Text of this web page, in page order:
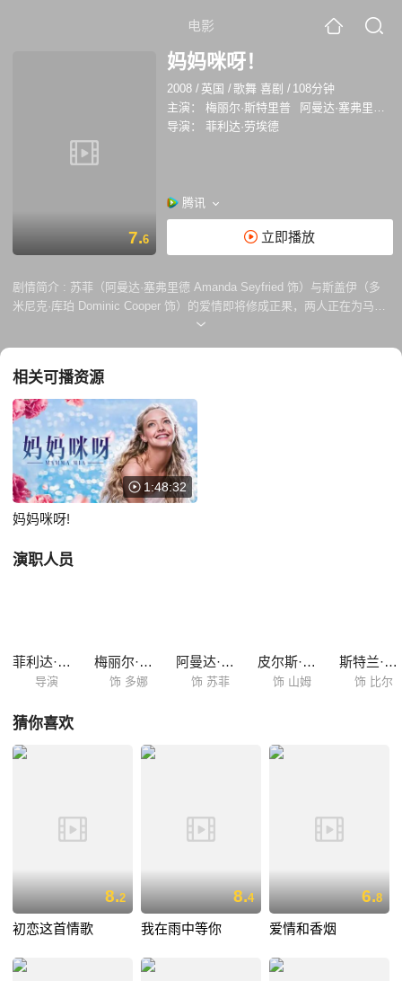
电影
7.6
妈妈咪呀！
2008 / 英国 /歌舞 喜剧 / 108分钟
主演：
梅丽尔·斯特里普 阿曼达·塞弗里德
导演：
菲利达·劳埃德
腾讯
立即播放
剧情简介 : 苏菲（阿曼达·塞弗里德 Amanda Seyfried 饰）与斯盖伊（多
米尼克·库珀 Dominic Cooper 饰）的爱情即将修成正果，两人正在为马上
来临的婚礼紧张筹备着。不过，在苏菲的心中，一直有一个愿望，就是希
亲。不得已，苏菲偷看了妈妈的日记，发现其上记录的三个人中的一个很
可能就是自己的亲生父亲。于是，她发出了三张请柬邀请他们来参加她的
婚礼，想通过这短暂的接触，最终从三人中找出自己的爸爸。于是，在闺
蜜的帮助下，在这美丽的希腊小岛上，上演了一出别具特色的寻父记。最
终苏菲是否能找出自己的亲生父亲，举行一场完美的婚礼？
相关可播资源
1:48:32
妈妈咪呀!
演职人员
菲利达·劳埃德
导演
梅丽尔·斯特里普
饰 多娜
阿曼达·塞弗里德
饰 苏菲
皮尔斯·布鲁斯南
饰 山姆
斯特兰·斯卡斯加德
饰 比尔
猜你喜欢
8.2
初恋这首情歌
8.4
我在雨中等你
6.8
爱情和香烟